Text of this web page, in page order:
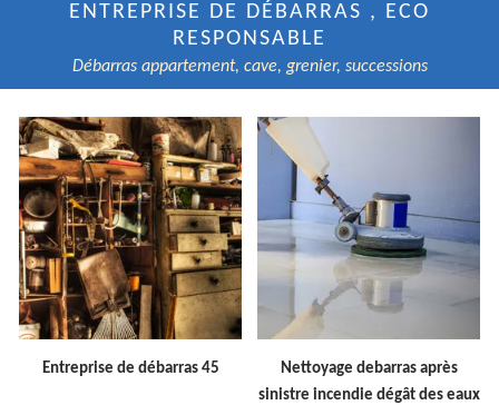
ENTREPRISE DE DÉBARRAS , ECO
RESPONSABLE
Débarras appartement, cave, grenier, successions
Entreprise de débarras 45
Nettoyage debarras après
sinistre incendie dégât des eaux